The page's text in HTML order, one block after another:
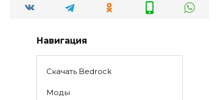
Навигация
Скачать Bedrock
Моды